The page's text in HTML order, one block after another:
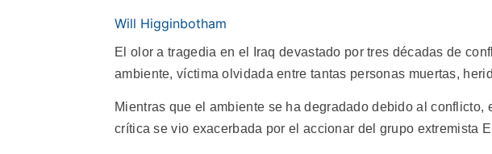
Will Higginbotham
El olor a tragedia en el Iraq devastado por tres décadas de
ambiente, víctima olvidada entre tantas personas muertas,
Mientras que el ambiente se ha degradado debido al conflicto,
crítica se vio exacerbada por el accionar del grupo extremista